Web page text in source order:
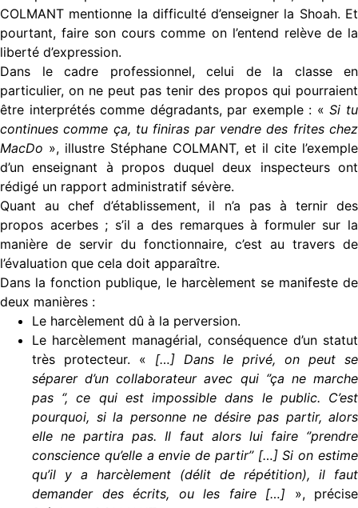
COLMANT mentionne la difficulté d’enseigner la Shoah. Et
pourtant, faire son cours comme on l’entend relève de la
liberté d’expression.
Dans le cadre professionnel, celui de la classe en
particulier, on ne peut pas tenir des propos qui pourraient
être interprétés comme dégradants, par exemple : «Si tu
continues comme ça, tu finiras par vendre des frites chez
MacDo », illustre Stéphane COLMANT, et il cite l’exemple
d’un enseignant à propos duquel deux inspecteurs ont
rédigé un rapport administratif sévère.
Quant au chef d’établissement, il n’a pas à ternir des
propos acerbes ; s’il a des remarques à formuler sur la
manière de servir du fonctionnaire, c’est au travers de
l’évaluation que cela doit apparaître.
Dans la fonction publique, le harcèlement se manifeste de
deux manières :
Le harcèlement dû à la perversion.
Le harcèlement managérial, conséquence d’un statut
très protecteur. « […] Dans le privé, on peut se
séparer d’un collaborateur avec qui ‘’ça ne marche
pas ‘’, ce qui est impossible dans le public. C’est
pourquoi, si la personne ne désire pas partir, alors
elle ne partira pas. Il faut alors lui faire ‘’prendre
conscience qu’elle a envie de partir’’ […] Si on estime
qu’il y a harcèlement (délit de répétition), il faut
demander des écrits, ou les faire […] », précise